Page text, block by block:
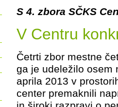
S 4. zbora SČKS
V Centru
Četrti zbor mestne
ga je udeležilo osem
aprila 2013 v
center premaknili